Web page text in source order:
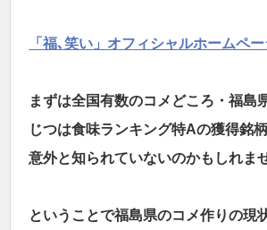
「福､笑い」オフィシャルホームペ
まずは全国有数のコメどころ・福島
じつは食味ランキング特Aの獲得銘
意外と知られていないのかもしれま
ということで福島県のコメ作りの現